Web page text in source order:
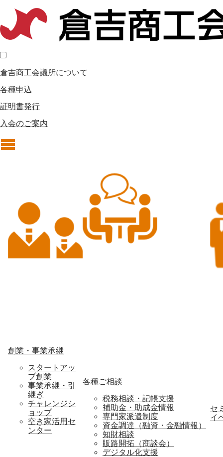
倉吉商工会議所について
各種申込
証明書発行
入会のご案内
創業・事業承継
スタートアッ
プ創業
事業承継・引
継ぎ
チャレンジシ
ョップ
空き家活用セ
ンター
各種ご相談
税務相談・記帳支援
補助金・助成金情報
専門家派遣制度
資金調達（融資・金融情報）
知財相談
販路開拓（商談会）
デジタル化支援
セ
イ